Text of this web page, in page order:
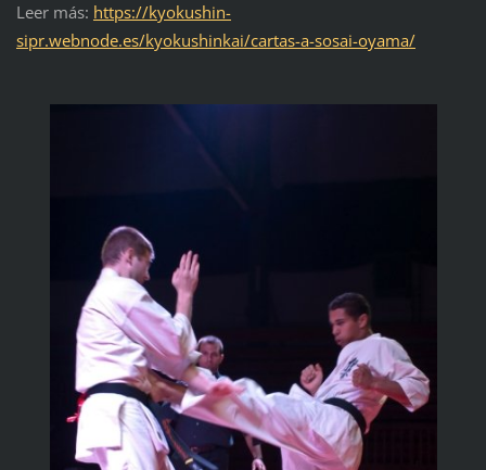
Leer más: https://kyokushin-
sipr.webnode.es/kyokushinkai/cartas-a-sosai-oyama/